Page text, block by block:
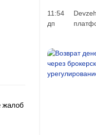
жалоб
11:54
дп